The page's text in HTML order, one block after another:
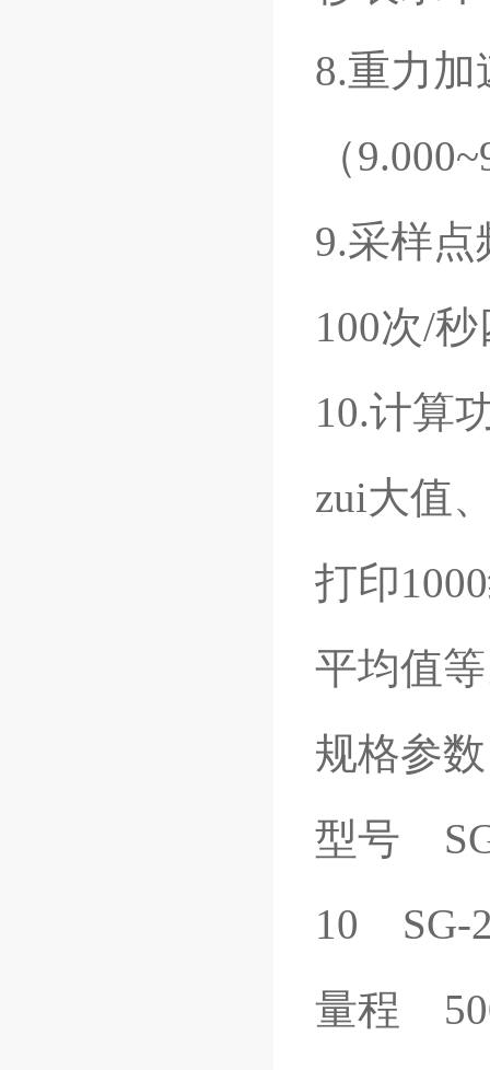
8.重力
（
9.采样点
100次/
10.计算
zui大值
打印
平均值
规格参
型号
10 SG-
量程